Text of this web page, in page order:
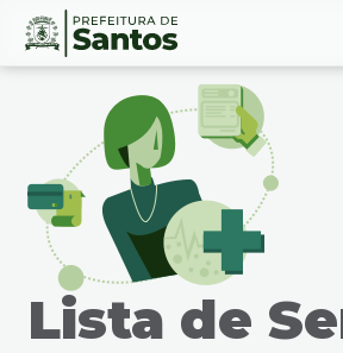
Ir
Conteúdo
Lista de